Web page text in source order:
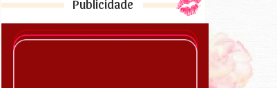
Publicidade